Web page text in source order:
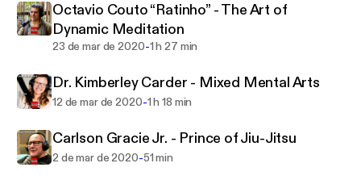
Octavio Couto “Ratinho” - The Art of
Dynamic Meditation
23 de mar de 2020-1 h 27 min
Dr. Kimberley Carder - Mixed Mental Arts
12 de mar de 2020-1 h 18 min
Carlson Gracie Jr. - Prince of Jiu-Jitsu
2 de mar de 2020-51 min